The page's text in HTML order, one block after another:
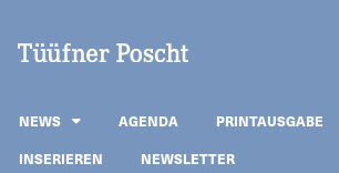
NEWS AGENDA PRINTAUSGABE
INSERIEREN
NEWSLETTER